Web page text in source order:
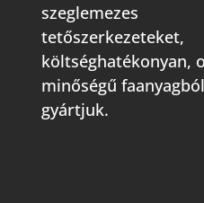
szeglemezes
tetőszerkezeteket,
költséghatékonyan,
minőségű faanyagból
gyártjuk.